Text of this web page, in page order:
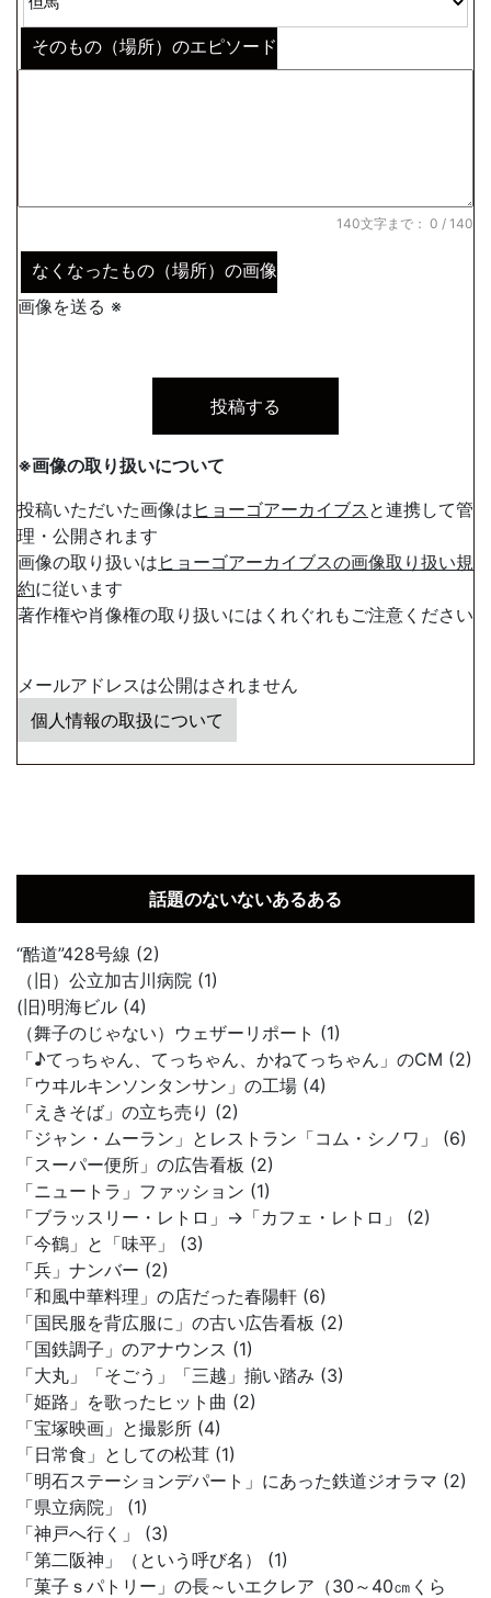
そのもの（場所）のエピソード
140文字まで： 0 / 140
なくなったもの（場所）の画像
画像を送る ※
※画像の取り扱いについて
投稿いただいた画像は ヒョーゴアーカイブス と連携して管
理・公開されます
画像の取り扱いは ヒョーゴアーカイブスの画像取り扱い規
約に従います
著作権や肖像権の取り扱いにはくれぐれもご注意ください
メールアドレスは公開はされません
個人情報の取扱について
話題のないないあるある
“酷道”428号線 (2)
（旧）公立加古川病院 (1)
(旧)明海ビル (4)
（舞子のじゃない）ウェザーリポート (1)
「♪てっちゃん、てっちゃん、かねてっちゃん」のCM (2)
「ウヰルキンソンタンサン」の工場 (4)
「えきそば」の立ち売り (2)
「ジャン・ムーラン」とレストラン「コム・シノワ」 (6)
「スーパー便所」の広告看板 (2)
「ニュートラ」ファッション (1)
「ブラッスリー・レトロ」→「カフェ・レトロ」 (2)
「今鶴」と「味平」 (3)
「兵」ナンバー (2)
「和風中華料理」の店だった春陽軒 (6)
「国民服を背広服に」の古い広告看板 (2)
「国鉄調子」のアナウンス (1)
「大丸」「そごう」「三越」揃い踏み (3)
「姫路」を歌ったヒット曲 (2)
「宝塚映画」と撮影所 (4)
「日常食」としての松茸 (1)
「明石ステーションデパート」にあった鉄道ジオラマ (2)
「県立病院」 (1)
「神戸へ行く」 (3)
「第二阪神」（という呼び名） (1)
「菓子ｓパトリー」の長～いエクレア（30～40㎝くら